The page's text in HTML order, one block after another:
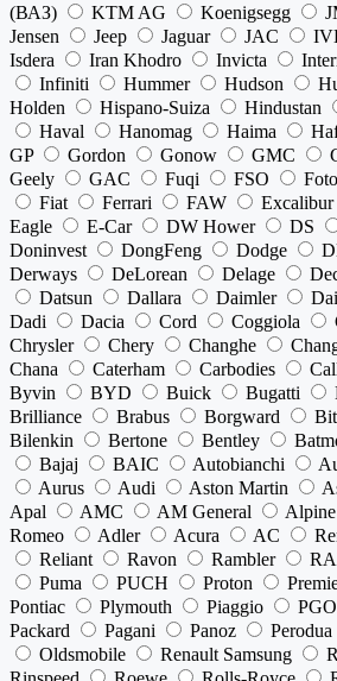
(ВАЗ)
KTM AG Koenigsegg
Jensen
Jeep Jaguar JAC
Isdera
Iran Khodro Invicta
Infiniti
Hummer Hudson
Holden
Hispano-Suiza Hindustan
Haval
Hanomag Haima
GP
Gordon Gonow GMC
Geely
GAC Fuqi FSO
Fiat
Ferrari FAW Excalibur
Eagle
E-Car DW Hower DS
Doninvest
DongFeng Dodge
Derways
DeLorean Delage
Datsun
Dallara Daimler
Dadi
Dacia Cord Coggiola
Chrysler
Chery Changhe
Chana
Caterham Carbodies
Byvin
BYD Buick Bugatti
Brilliance
Brabus Borgward
Bilenkin
Bertone Bentley
Bajaj
BAIC Autobianchi
Aurus
Audi Aston Martin
Apal
AMC AM General Alpine
Romeo
Adler Acura AC
Reliant
Ravon Rambler
Puma
PUCH Proton
Pontiac
Plymouth Piaggio PGO
Packard
Pagani Panoz Perodua
Oldsmobile
Renault Samsung